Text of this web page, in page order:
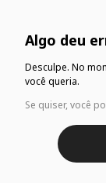
Algo deu
Desculpe. No
você queria.
Se quiser, você